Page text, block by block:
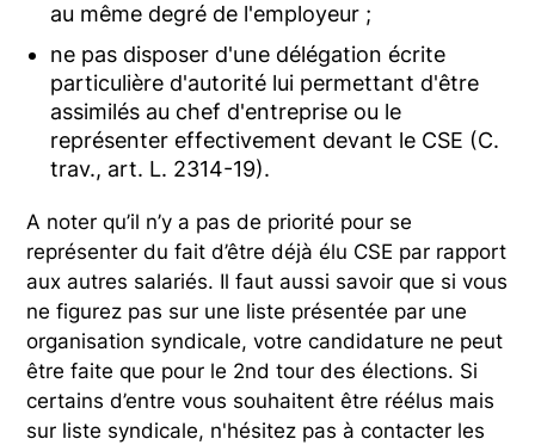
au même degré de l'employeur ;
ne pas disposer d'une délégation écrite
particulière d'autorité lui permettant d'être
assimilés au chef d'entreprise ou le
représenter effectivement devant le CSE (C.
trav., art. L. 2314-19).
A noter qu’il n’y a pas de priorité pour se
représenter du fait d’être déjà élu CSE par rapport
aux autres salariés. Il faut aussi savoir que si vous
ne figurez pas sur une liste présentée par une
organisation syndicale, votre candidature ne peut
être faite que pour le 2nd tour des élections. Si
certains d’entre vous souhaitent être réélus mais
sur liste syndicale, n'hésitez pas à contacter les